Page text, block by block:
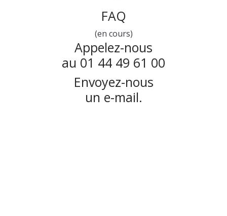
FAQ
(en cours)
Appelez-nous
au 01 44 49 61 00
Envoyez-nous
un e-mail.